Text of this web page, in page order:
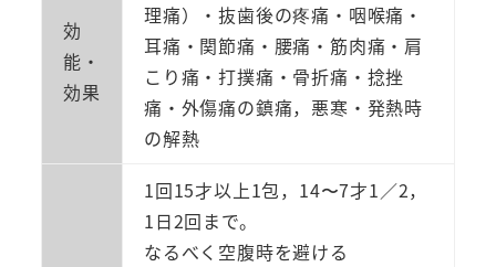
効
能・
効果
理痛）・抜歯後の疼痛・咽喉痛・
耳痛・関節痛・腰痛・筋肉痛・肩
こり痛・打撲痛・骨折痛・捻挫
痛・外傷痛の鎮痛，悪寒・発熱時
の解熱
1回15才以上1包，14〜7才1／2，
1日2回まで。
なるべく空腹時を避ける